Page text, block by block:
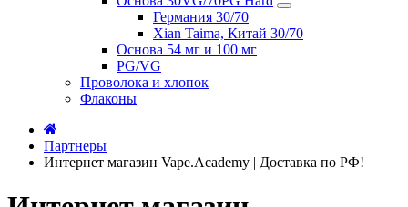
Германия 30/70
Xian Taima, Китай 30/70
Основа 54 мг и 100 мг
PG/VG
Проволока и хлопок
Флаконы
Партнеры
Интернет магазин Vape.Academy | Доставка по РФ!